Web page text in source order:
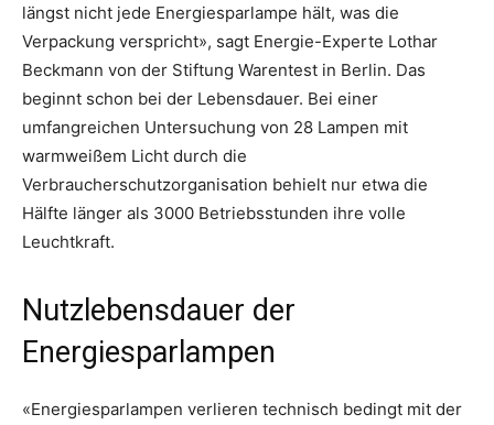
längst nicht jede Energiesparlampe hält, was die
Verpackung verspricht», sagt Energie-Experte Lothar
Beckmann von der Stiftung Warentest in Berlin. Das
beginnt schon bei der Lebensdauer. Bei einer
umfangreichen Untersuchung von 28 Lampen mit
warmweißem Licht durch die
Verbraucherschutzorganisation behielt nur etwa die
Hälfte länger als 3000 Betriebsstunden ihre volle
Leuchtkraft.
Nutzlebensdauer der
Energiesparlampen
«Energiesparlampen verlieren technisch bedingt mit der